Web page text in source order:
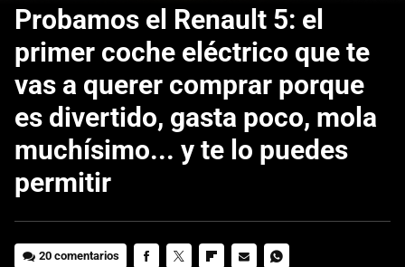
Probamos el Renault 5: el
primer coche eléctrico que te
vas a querer comprar porque
es divertido, gasta poco, mola
muchísimo... y te lo puedes
permitir
20 comentarios